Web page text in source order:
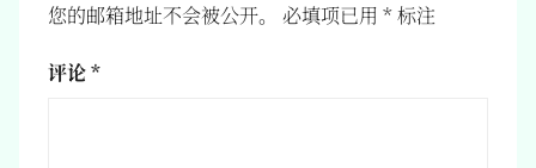
您的邮箱地址不会被公开。 必填项已用 *标注
评论*